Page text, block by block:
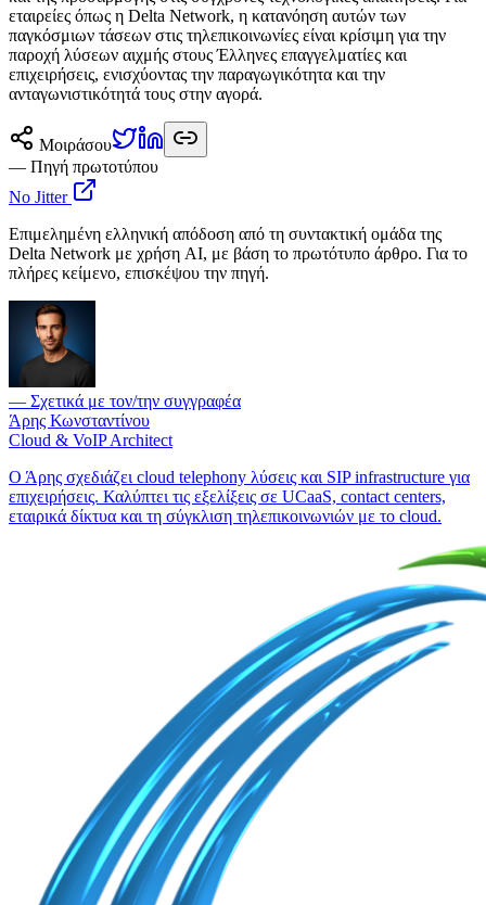
εταιρείες όπως η Delta Network, η κατανόηση αυτών των
παγκόσμιων τάσεων στις τηλεπικοινωνίες είναι κρίσιμη για την
παροχή λύσεων αιχμής στους Έλληνες επαγγελματίες και
επιχειρήσεις, ενισχύοντας την παραγωγικότητα και την
ανταγωνιστικότητά τους στην αγορά.
Μοιράσου
— Πηγή πρωτοτύπου
No Jitter
Επιμελημένη ελληνική απόδοση από τη συντακτική ομάδα της
Delta Network με χρήση AI, με βάση το πρωτότυπο άρθρο. Για το
πλήρες κείμενο, επισκέψου την πηγή.
— Σχετικά με τον/την συγγραφέα
Άρης Κωνσταντίνου
Cloud & VoIP Architect
Ο Άρης σχεδιάζει cloud telephony λύσεις και SIP infrastructure για
επιχειρήσεις. Καλύπτει τις εξελίξεις σε UCaaS, contact centers,
εταιρικά δίκτυα και τη σύγκλιση τηλεπικοινωνιών με το cloud.